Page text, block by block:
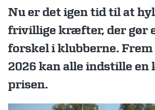
Nu er det igen tid til at
frivillige kræfter, der gør
forskel i klubberne.
2026 kan alle indstille
prisen.